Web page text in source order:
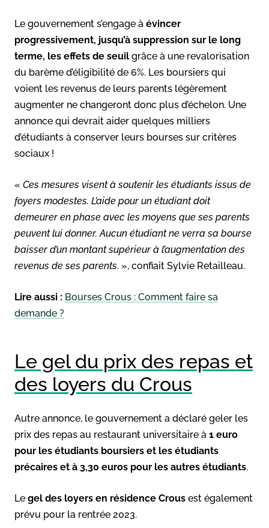
Le gouvernement s’engage à évincer
progressivement, jusqu’à suppression sur le long
terme, les effets de seuil grâce à une revalorisation
du barème d’éligibilité de 6%. Les boursiers qui
voient les revenus de leurs parents légèrement
augmenter ne changeront donc plus d’échelon. Une
annonce qui devrait aider quelques milliers
d’étudiants à conserver leurs bourses sur critères
sociaux !
« Ces mesures visent à soutenir les étudiants issus de
foyers modestes. L’aide pour un étudiant doit
demeurer en phase avec les moyens que ses parents
peuvent lui donner. Aucun étudiant ne verra sa bourse
baisser d’un montant supérieur à l’augmentation des
revenus de ses parents. », confiait Sylvie Retailleau.
Lire aussi : Bourses Crous : Comment faire sa
demande ?
Le gel du prix des repas et
des loyers du Crous
Autre annonce, le gouvernement a déclaré geler les
prix des repas au restaurant universitaire à 1 euro
pour les étudiants boursiers et les étudiants
précaires et à 3,30 euros pour les autres étudiants.
Le gel des loyers en résidence Crous est également
prévu pour la rentrée 2023.